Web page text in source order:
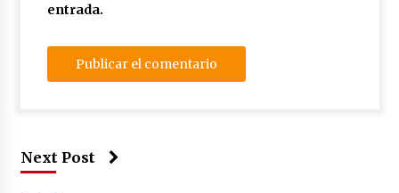
entrada.
Next Post